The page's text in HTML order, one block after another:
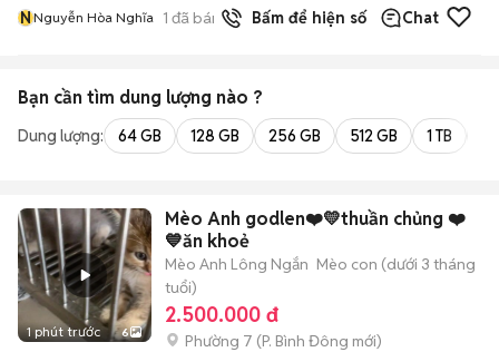
NNguyễn Hòa Nghĩa 1 đã bán Bấm để hiện số Chat
Bạn cần tìm dung lượng nào ?
Dung lượng: 64 GB 128 GB 256 GB 512 GB 1 TB
1 phút trước 6
Mèo Anh godlen❤️💛thuần chủng ❤️
💙ăn khoẻ
Mèo Anh Lông Ngắn Mèo con (dưới 3 tháng
tuổi)
2.500.000 đ
Phường 7 (P. Bình Đông mới)